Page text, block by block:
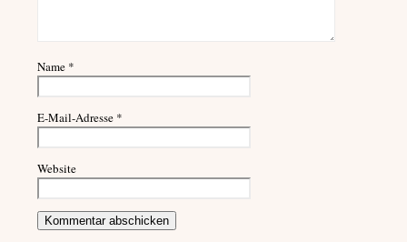
Name *
E-Mail-Adresse *
Website